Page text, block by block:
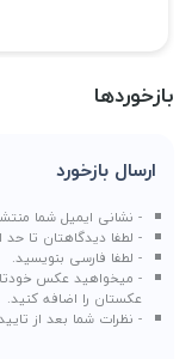
بازخوردها
ارسال بازخورد
- نشانی ایمیل شما
- لطفا دیدگاهتان تا
- لطفا فارسی بنویسید.
- میخواهید عکس
عکستان را اضافه کنید.
- نظرات شما بعد از